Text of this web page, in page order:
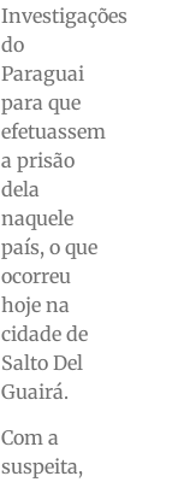
Investigações
do
Paraguai
para que
efetuassem
a prisão
dela
naquele
país, o que
ocorreu
hoje na
cidade de
Salto Del
Guairá.
Com a
suspeita,